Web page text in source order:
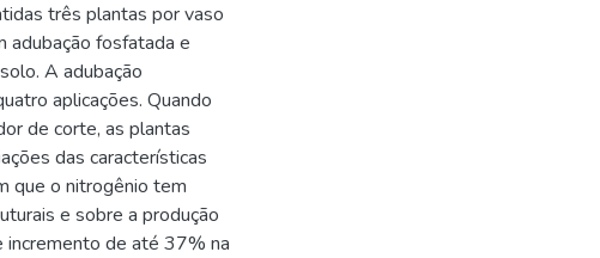
três plantas por vaso
adubação fosfatada e
A adubação
aplicações. Quando
de corte, as plantas
das características
que o nitrogênio tem
e sobre a produção
incremento de até 37% na